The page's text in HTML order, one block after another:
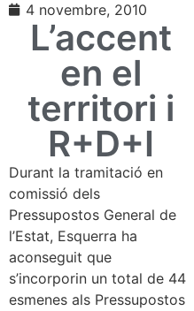
4 novembre, 2010
L’accent
en el
territori i
R+D+I
Durant la tramitació en
comissió dels
Pressupostos General de
l’Estat, Esquerra ha
aconseguit que
s’incorporin un total de 44
esmenes als Pressupostos